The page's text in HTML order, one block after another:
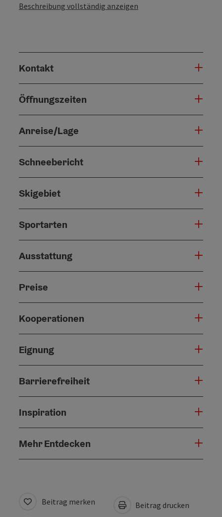
Beschreibung vollständig anzeigen
Kontakt
Öffnungszeiten
Anreise/Lage
Schneebericht
Skigebiet
Sportarten
Ausstattung
Preise
Kooperationen
Eignung
Barrierefreiheit
Inspiration
Mehr Entdecken
Beitrag merken Beitrag drucken